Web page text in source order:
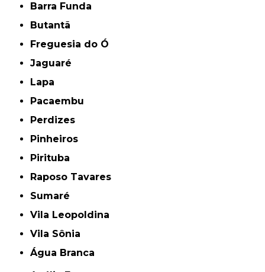
Barra Funda
Butantã
Freguesia do Ó
Jaguaré
Lapa
Pacaembu
Perdizes
Pinheiros
Pirituba
Raposo Tavares
Sumaré
Vila Leopoldina
Vila Sônia
Água Branca